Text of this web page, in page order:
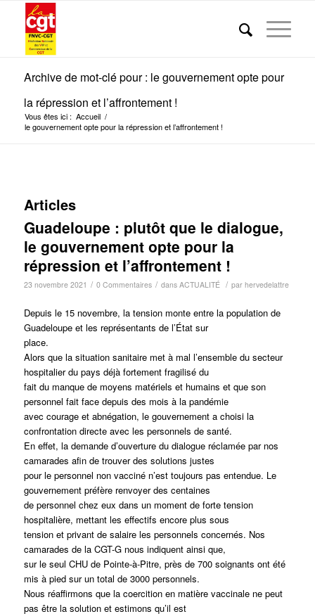
Archive de mot-clé pour : le gouvernement opte pour
la répression et l’affrontement !
Vous êtes ici : Accueil /
le gouvernement opte pour la répression et l’affrontement !
Articles
Guadeloupe : plutôt que le dialogue,
le gouvernement opte pour la
répression et l’affrontement !
23 novembre 2021 / 0 Commentaires / dans ACTUALITÉ / par hervedelattre
Depuis le 15 novembre, la tension monte entre la population de
Guadeloupe et les représentants de l’État sur
place.
Alors que la situation sanitaire met à mal l’ensemble du secteur
hospitalier du pays déjà fortement fragilisé du
fait du manque de moyens matériels et humains et que son
personnel fait face depuis des mois à la pandémie
avec courage et abnégation, le gouvernement a choisi la
confrontation directe avec les personnels de santé.
En effet, la demande d’ouverture du dialogue réclamée par nos
camarades afin de trouver des solutions justes
pour le personnel non vacciné n’est toujours pas entendue. Le
gouvernement préfère renvoyer des centaines
de personnel chez eux dans un moment de forte tension
hospitalière, mettant les effectifs encore plus sous
tension et privant de salaire les personnels concernés. Nos
camarades de la CGT-G nous indiquent ainsi que,
sur le seul CHU de Pointe-à-Pitre, près de 700 soignants ont été
mis à pied sur un total de 3000 personnels.
Nous réaffirmons que la coercition en matière vaccinale ne peut
pas être la solution et estimons qu’il est